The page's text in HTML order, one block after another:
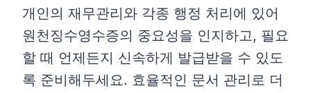
개인의 재무관리와 각종 행정 처리에 있어
원천징수영수증의 중요성을 인지하고, 필요
할 때 언제든지 신속하게 발급받을 수 있도
록 준비해두세요. 효율적인 문서 관리로 더